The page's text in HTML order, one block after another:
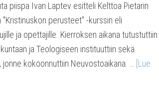
piispa Ivan Laptev esitteli Kelttoa Pietarin
"Kristinuskon perusteet" -kurssin eli
ja opettajille. Kierroksen aikana tutustuttiin
ja Teologiseen instituuttiin sekä
jonne kokoonnuttiin Neuvostoaikana. …
[Lue